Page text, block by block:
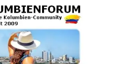
Das
und Visum in Kolumbien und Venezuela.
im Kolumbienforum